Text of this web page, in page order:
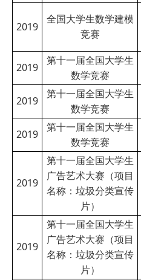
2019
全国大学生数学建模
竞赛
2019
第十一届全国大学生
数学竞赛
2019
第十一届全国大学生
数学竞赛
2019
第十一届全国大学生
数学竞赛
2019
第十一届全国大学生
广告艺术大赛（项目
名称：垃圾分类宣传
片）
2019
第十一届全国大学生
广告艺术大赛（项目
名称：垃圾分类宣传
片）